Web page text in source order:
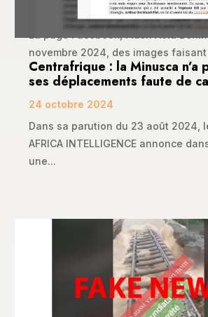
10 novembre 2024
novembre 2024, des images faisant
Centrafrique : la Minusca n’a
ses déplacements faute de
24 octobre 2024
Dans sa parution du 23 août 2024,
AFRICA INTELLIGENCE annonce
une...